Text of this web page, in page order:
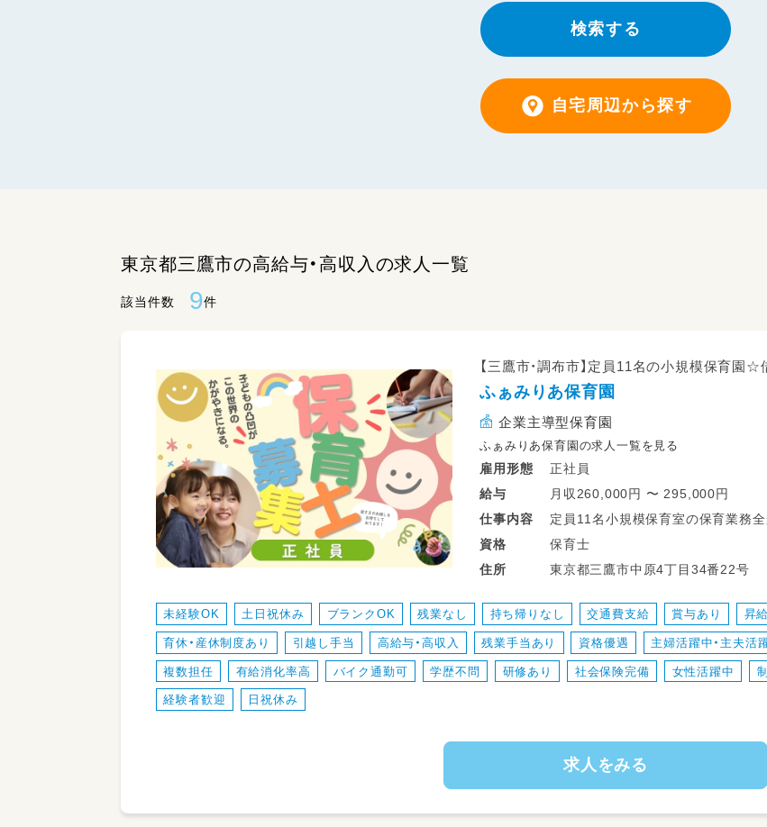
検索する
自宅周辺から探す
東京都三鷹市の高給与・高収入の求人一覧
該当件数 9件
【三鷹市・調布市】定員11名の小規模保育
ふぁみりあ保育園
企業主導型保育園
ふぁみりあ保育園の求人一覧を見る
雇用形態
正社員
給与
月収260,000円 〜 295,000円
仕事内容 定員11名小規模保育室の保育業務
具体的には…
・園児のお食事サポート
・お昼寝、お散歩
・お遊戯の見守り
・連絡帳・保育日誌の記入
★見学も受け付けております。ご興
資格
保育士
住所
東京都三鷹市中原4丁目34番22号
未経験OK 土日祝休み ブランクOK 残業なし 持ち帰りなし 交通費支給 賞与あり 昇
育休・産休制度あり 引越し手当 高給与・高収入 残業手当あり 資格優遇 主婦活躍中・主夫活
複数担任 有給消化率高 バイク通勤可 学歴不問 研修あり 社会保険完備 女性活躍中
経験者歓迎 日祝休み
求人をみる